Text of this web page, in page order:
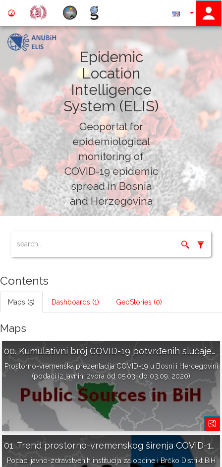
Epidemic
Location
Intelligence
System (ELIS)
Geoportal for
epidemiological
monitoring of
COVID-19 epidemic
spread in Bosnia
and Herzegovina
Contents
Maps (5) Dashboards (1) GeoStories (0)
Maps
00. Kumulativni broj COVID-19 potvrđenih slučajeva u Bosni i Hercegovini
Prostorno-vremenska prezentacija COVID-19 u Bosni i Hercegovini
(podaci iz javnih izvora od 05.03. do 03.09. 2020)
01. Trend prostorno-vremenskog širenja COVID-19 u BiH
Podaci javno-zdravstvenih institucija za općine i Brčko Distrikt BiH